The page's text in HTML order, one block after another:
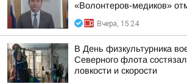
«Волонтеров-медиков»
Вчера, 15:24
В День физкультурника
Северного флота
ловкости и скорости